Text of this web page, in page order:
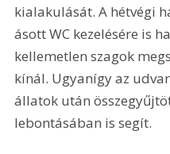
kialakulását. A hétvégi
ásott WC kezelésére is
kellemetlen szagok
kínál. Ugyanígy az
állatok után
lebontásában is segít.